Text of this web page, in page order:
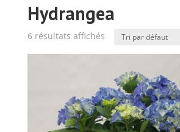
Hydrangea
6 résultats affichés